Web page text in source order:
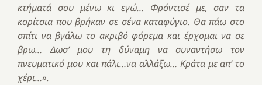
κτήματά σου μένω κι εγώ… Φρόντισέ με, σαν τα
κορίτσια που βρήκαν σε σένα καταφύγιο. Θα πάω στο
σπίτι να βγάλω το ακριβό φόρεμα και έρχομαι να σε
βρω… Δωσ’ μου τη δύναμη να συναντήσω τον
πνευματικό μου και πάλι…να αλλάξω… Κράτα με απ’ το
χέρι…».